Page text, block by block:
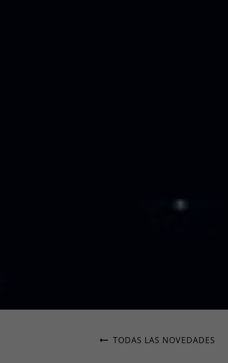
TODAS LAS NOVEDADES